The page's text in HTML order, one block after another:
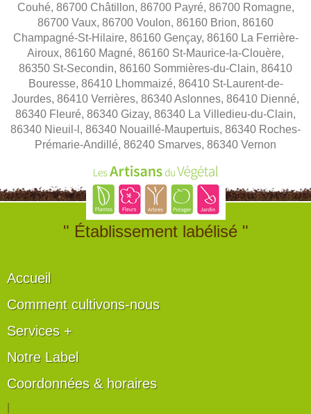
Couhé, 86700 Châtillon, 86700 Payré, 86700 Romagne,
86700 Vaux, 86700 Voulon, 86160 Brion, 86160
Champagné-St-Hilaire, 86160 Gençay, 86160 La Ferrière-
Airoux, 86160 Magné, 86160 St-Maurice-la-Clouère,
86350 St-Secondin, 86160 Sommières-du-Clain, 86410
Bouresse, 86410 Lhommaizé, 86410 St-Laurent-de-
Jourdes, 86410 Verrières, 86340 Aslonnes, 86410 Dienné,
86340 Fleuré, 86340 Gizay, 86340 La Villedieu-du-Clain,
86340 Nieuil-l, 86340 Nouaillé-Maupertuis, 86340 Roches-
Prémarie-Andillé, 86240 Smarves, 86340 Vernon
" Établissement labélisé "
Accueil
Comment cultivons-nous
Services +
Notre Label
Coordonnées & horaires